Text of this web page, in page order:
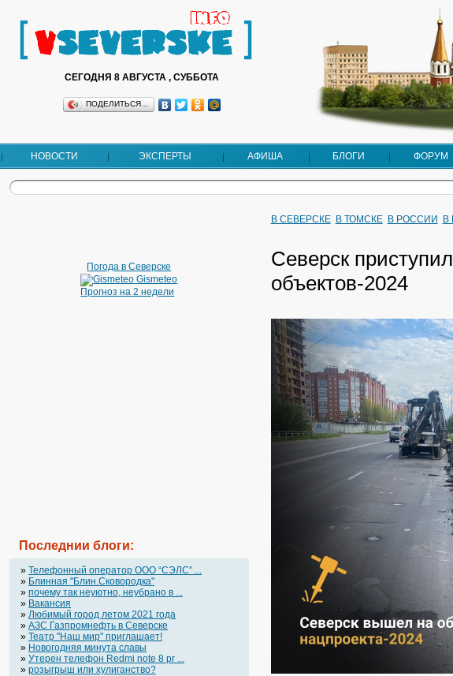
СЕГОДНЯ 8 АВГУСТА , СУББОТА
ПОДЕЛИТЬСЯ…
НОВОСТИ ЭКСПЕРТЫ АФИША БЛОГИ ФОРУМ
Погода в Северске
Gismeteo
Прогноз на 2 недели
Последнии блоги:
» Телефонный оператор OOO “СЭЛС” ...
» Блинная "Блин.Сковородка"
» почему так неуютно, неубрано в ...
» Вакансия
» Любимый город летом 2021 года
» АЗС Газпромнефть в Северске
» Театр "Наш мир" приглашает!
» Новогодняя минута славы
» Утерен телефон Redmi note 8 pr ...
» розыгрыш или хулиганство?
В СЕВЕРСКЕ В ТОМСКЕ В РОССИИ В
Северск
объектов-2024